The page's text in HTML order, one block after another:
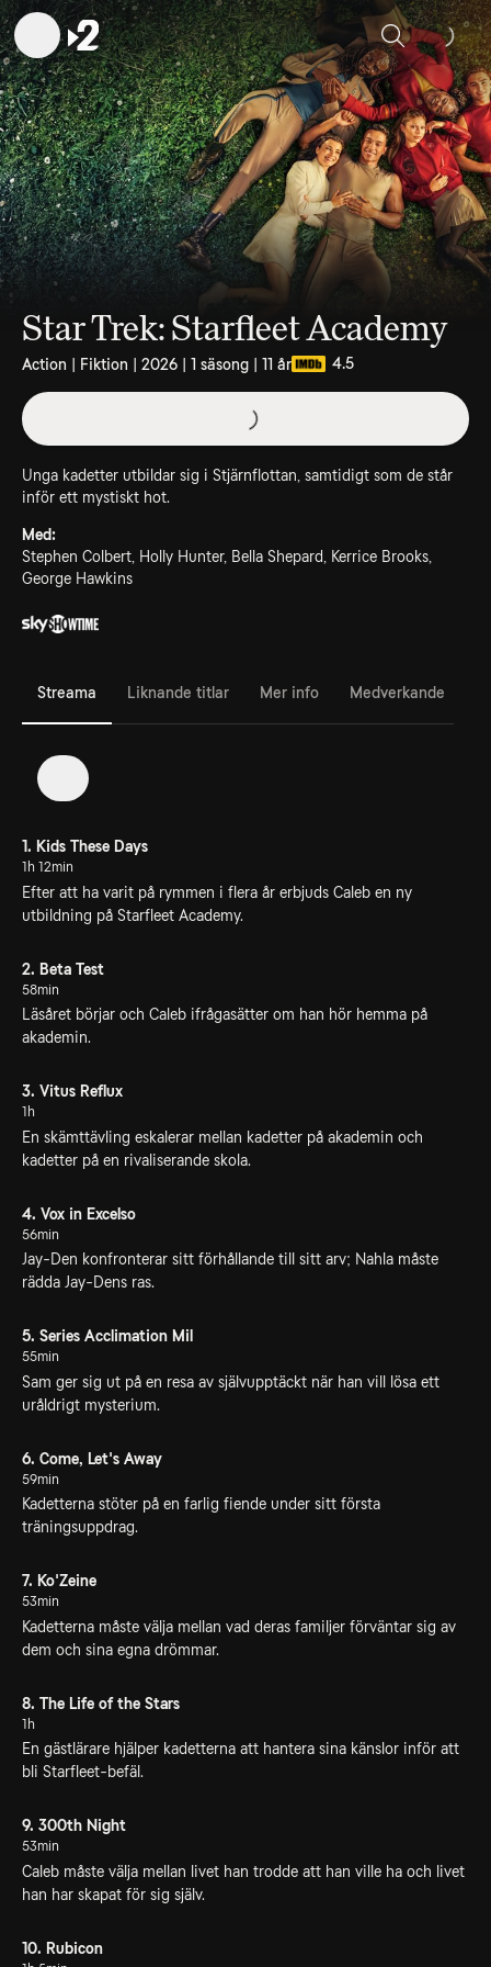
Sök
Star Trek: Starfleet Academy
Action | Fiktion | 2026 | 1 säsong | 11 år 4.5
Unga kadetter utbildar sig i Stjärnflottan, samtidigt som de står
inför ett mystiskt hot.
Med:
Stephen Colbert, Holly Hunter, Bella Shepard, Kerrice Brooks,
George Hawkins
Streama Liknande titlar Mer info Medverkande
1. Kids These Days
1h 12min
Efter att ha varit på rymmen i flera år erbjuds Caleb en ny
utbildning på Starfleet Academy.
2. Beta Test
58min
Läsåret börjar och Caleb ifrågasätter om han hör hemma på
akademin.
3. Vitus Reflux
1h
En skämttävling eskalerar mellan kadetter på akademin och
kadetter på en rivaliserande skola.
4. Vox in Excelso
56min
Jay-Den konfronterar sitt förhållande till sitt arv; Nahla måste
rädda Jay-Dens ras.
5. Series Acclimation Mil
55min
Sam ger sig ut på en resa av självupptäckt när han vill lösa ett
uråldrigt mysterium.
6. Come, Let's Away
59min
Kadetterna stöter på en farlig fiende under sitt första
träningsuppdrag.
7. Ko'Zeine
53min
Kadetterna måste välja mellan vad deras familjer förväntar sig av
dem och sina egna drömmar.
8. The Life of the Stars
1h
En gästlärare hjälper kadetterna att hantera sina känslor inför att
bli Starfleet-befäl.
9. 300th Night
53min
Caleb måste välja mellan livet han trodde att han ville ha och livet
han har skapat för sig själv.
10. Rubicon